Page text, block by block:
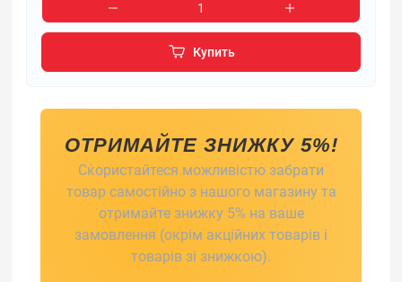
Купить
ОТРИМАЙТЕ ЗНИЖКУ 5%!
Скористайтеся можливістю забрати
товар самостійно з нашого магазину та
отримайте знижку 5% на ваше
замовлення (окрім акційних товарів і
товарів зі знижкою).